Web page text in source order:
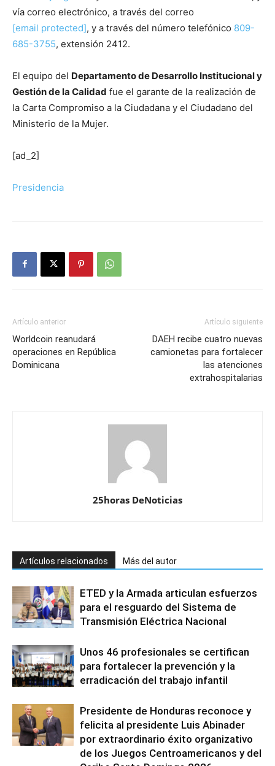
vía correo electrónico, a través del correo
[email protected], y a través del número telefónico 809-
685-3755, extensión 2412.
El equipo del Departamento de Desarrollo Institucional y
Gestión de la Calidad fue el garante de la realización de
la Carta Compromiso a la Ciudadana y el Ciudadano del
Ministerio de la Mujer.
[ad_2]
Presidencia
Artículo anterior
Worldcoin reanudará
operaciones en República
Dominicana
Artículo siguiente
DAEH recibe cuatro nuevas
camionetas para fortalecer
las atenciones
extrahospitalarias
25horas DeNoticias
Artículos relacionados Más del autor
ETED y la Armada articulan esfuerzos
para el resguardo del Sistema de
Transmisión Eléctrica Nacional
Unos 46 profesionales se certifican
para fortalecer la prevención y la
erradicación del trabajo infantil
Presidente de Honduras reconoce y
felicita al presidente Luis Abinader
por extraordinario éxito organizativo
de los Juegos Centroamericanos y del